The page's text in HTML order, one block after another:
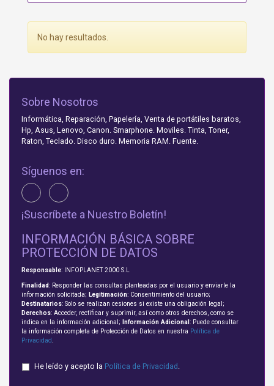
No hay resultados.
Sobre Nosotros
Informática, Reparación, Papelería, Venta de portátiles baratos,
Hp, Asus, Lenovo, Canon. Smarphone. Moviles. Tinta, Toner,
Raton, Teclado. Disco duro. Memoria RAM. Fuente.
Síguenos en:
¡Suscríbete a Nuestro Boletín!
INFORMACIÓN BÁSICA SOBRE
PROTECCIÓN DE DATOS
Responsable: INFOPLANET 2000 S.L
Finalidad: Responder las consultas planteadas por el usuario y enviarle la
información solicitada; Legitimación: Consentimiento del usuario;
Destinatarios: Solo se realizan cesiones si existe una obligación legal;
Derechos: Acceder, rectificar y suprimir, así como otros derechos, como se
indica en la información adicional;
Información Adicional : Puede consultar
la información completa de Protección de Datos en nuestra Política de
Privacidad
He leído y acepto la Política de Privacidad .